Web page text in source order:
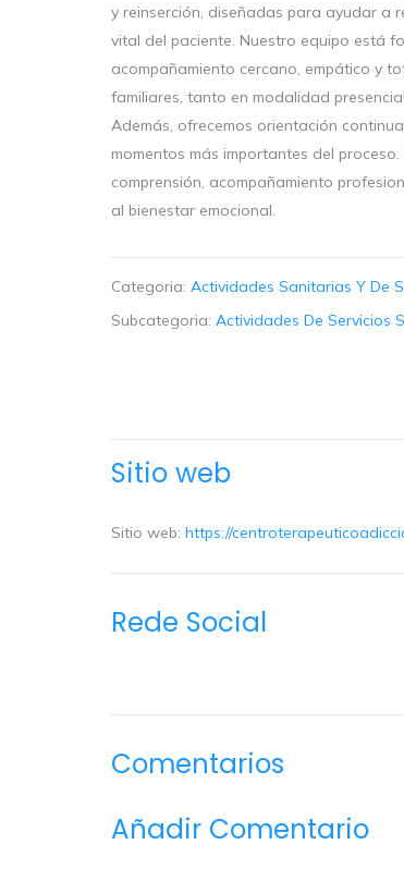
y reinserción, diseñadas para ayudar a
vital del paciente. Nuestro equipo está
acompañamiento cercano, empático y
familiares, tanto en modalidad
Además, ofrecemos orientación
momentos más importantes del
comprensión, acompañamiento
al bienestar emocional.
Categoria: Actividades Sanitarias Y De
Subcategoria: Actividades De Servicios
Sitio web
Sitio web: https://
Rede Social
Comentarios
Añadir Comentario